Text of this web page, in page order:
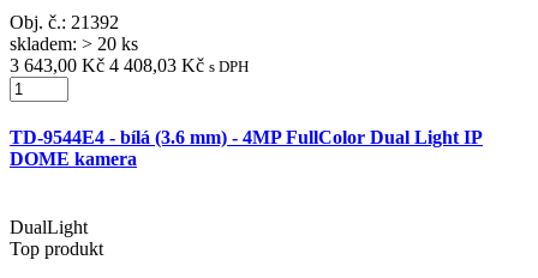
Obj. č.: 21392
skladem: > 20 ks
3 643,00 Kč 4 408,03 Kč s DPH
TD-9544E4 - bílá (3.6 mm) - 4MP FullColor Dual Light IP
DOME kamera
DualLight
Top produkt